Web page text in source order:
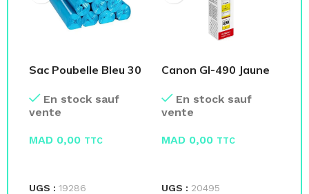
Sac Poubelle Bleu 30
En stock sauf
vente
MAD 0,00 TTC
UGS : 19286
Canon GI-490 Jaune
En stock sauf
vente
MAD 0,00 TTC
UGS : 20495